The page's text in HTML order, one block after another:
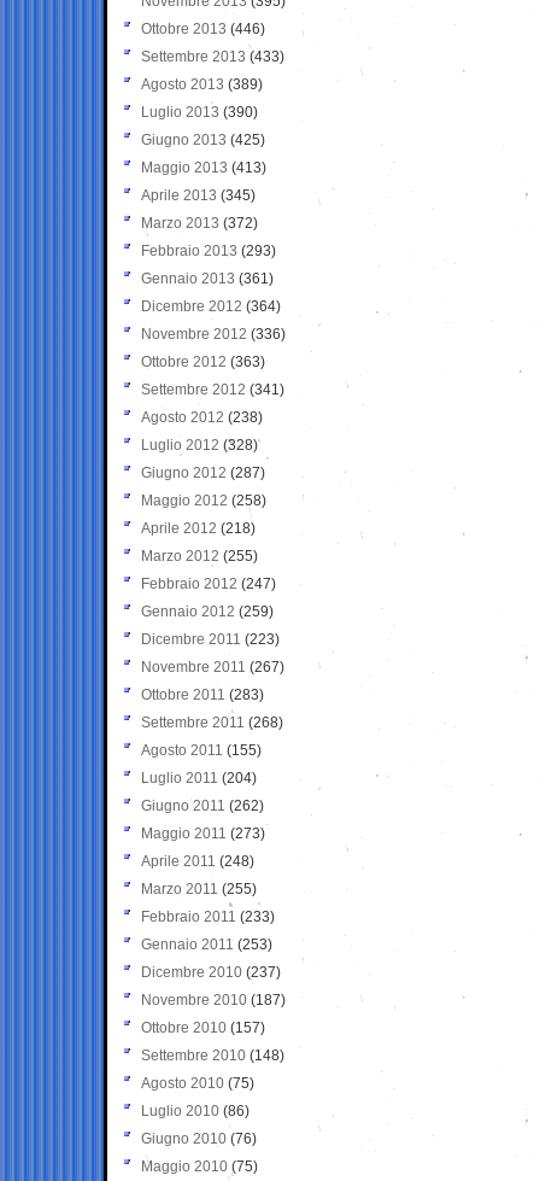
Ottobre 2013 (446)
Settembre 2013 (433)
Agosto 2013 (389)
Luglio 2013 (390)
Giugno 2013 (425)
Maggio 2013 (413)
Aprile 2013 (345)
Marzo 2013 (372)
Febbraio 2013 (293)
Gennaio 2013 (361)
Dicembre 2012 (364)
Novembre 2012 (336)
Ottobre 2012 (363)
Settembre 2012 (341)
Agosto 2012 (238)
Luglio 2012 (328)
Giugno 2012 (287)
Maggio 2012 (258)
Aprile 2012 (218)
Marzo 2012 (255)
Febbraio 2012 (247)
Gennaio 2012 (259)
Dicembre 2011 (223)
Novembre 2011 (267)
Ottobre 2011 (283)
Settembre 2011 (268)
Agosto 2011 (155)
Luglio 2011 (204)
Giugno 2011 (262)
Maggio 2011 (273)
Aprile 2011 (248)
Marzo 2011 (255)
Febbraio 2011 (233)
Gennaio 2011 (253)
Dicembre 2010 (237)
Novembre 2010 (187)
Ottobre 2010 (157)
Settembre 2010 (148)
Agosto 2010 (75)
Luglio 2010 (86)
Giugno 2010 (76)
Maggio 2010 (75)